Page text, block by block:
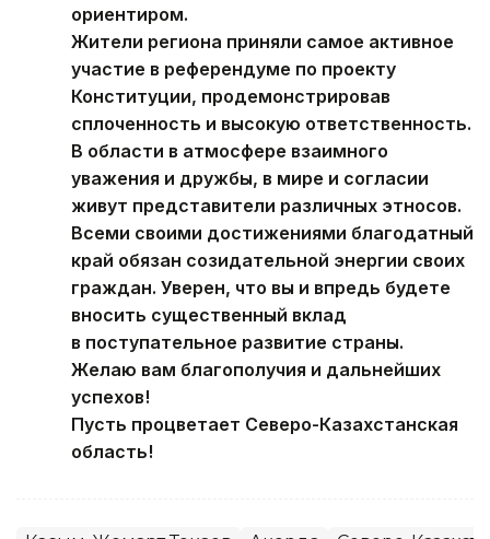
ориентиром.
Жители региона приняли самое активное
участие в референдуме по проекту
Конституции, продемонстрировав
сплоченность и высокую ответственность.
В области в атмосфере взаимного
уважения и дружбы, в мире и согласии
живут представители различных этносов.
Всеми своими достижениями благодатный
край обязан созидательной энергии своих
граждан. Уверен, что вы и впредь будете
вносить существенный вклад
в поступательное развитие страны.
Желаю вам благополучия и дальнейших
успехов!
Пусть процветает Северо-Казахстанская
область!